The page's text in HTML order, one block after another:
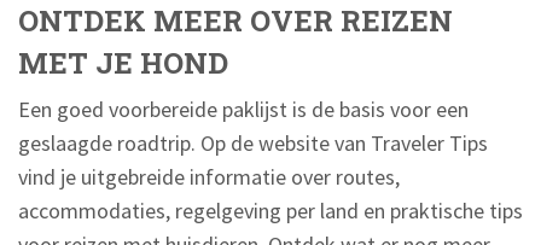
ONTDEK MEER OVER REIZEN
MET JE HOND
Een goed voorbereide paklijst is de basis voor een
geslaagde roadtrip. Op de website van Traveler Tips
vind je uitgebreide informatie over routes,
accommodaties, regelgeving per land en praktische tips